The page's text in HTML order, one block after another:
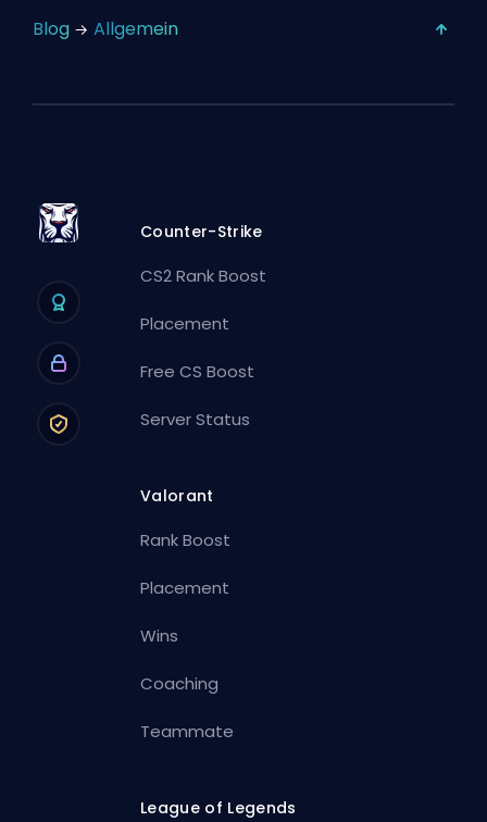
Blog Allgemein
Counter-Strike
CS2 Rank Boost
Placement
Free CS Boost
Server Status
Valorant
Rank Boost
Placement
Wins
Coaching
Teammate
League of Legends